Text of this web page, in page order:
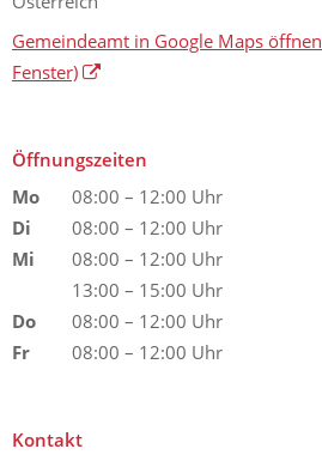
Gemeindeamt in Google Maps öffnen
Fenster)
Öffnungszeiten
Mo
08:00 – 12:00 Uhr
Di
08:00 – 12:00 Uhr
Mi
08:00 – 12:00 Uhr
13:00 – 15:00 Uhr
Do
08:00 – 12:00 Uhr
Fr
08:00 – 12:00 Uhr
Kontakt